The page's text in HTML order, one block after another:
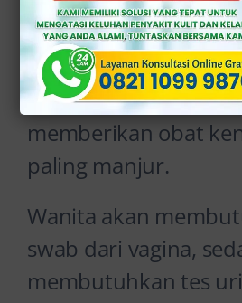
nanah adalah
pemeriksaan
Dengan begitu,
memberikan obat
paling manjur.
Wanita akan
swab dari vagina,
membutuhkan tes